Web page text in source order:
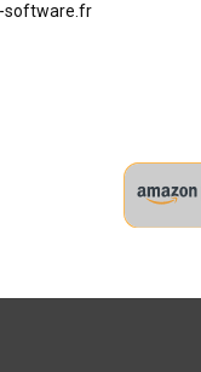
software.fr